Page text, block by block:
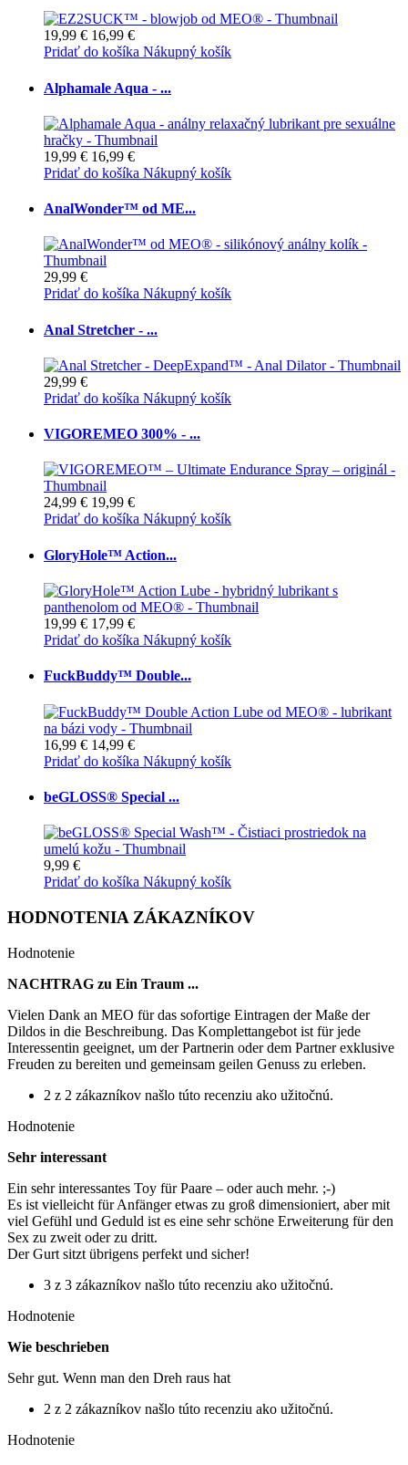
19,99 € 16,99 €
Pridať do košíka Nákupný košík
Alphamale Aqua - ...
19,99 € 16,99 €
Pridať do košíka Nákupný košík
AnalWonder™ od ME...
29,99 €
Pridať do košíka Nákupný košík
Anal Stretcher - ...
29,99 €
Pridať do košíka Nákupný košík
VIGOREMEO 300% - ...
24,99 € 19,99 €
Pridať do košíka Nákupný košík
GloryHole™ Action...
19,99 € 17,99 €
Pridať do košíka Nákupný košík
FuckBuddy™ Double...
16,99 € 14,99 €
Pridať do košíka Nákupný košík
beGLOSS® Special ...
9,99 €
Pridať do košíka Nákupný košík
HODNOTENIA ZÁKAZNÍKOV
Hodnotenie
NACHTRAG zu Ein Traum ...
Vielen Dank an MEO für das sofortige Eintragen der Maße der
Dildos in die Beschreibung. Das Komplettangebot ist für jede
Interessentin geeignet, um der Partnerin oder dem Partner exklusive
Freuden zu bereiten und gemeinsam geilen Genuss zu erleben.
2 z 2 zákazníkov našlo túto recenziu ako užitočnú.
Hodnotenie
Sehr interessant
Ein sehr interessantes Toy für Paare – oder auch mehr. ;-)
Es ist vielleicht für Anfänger etwas zu groß dimensioniert, aber mit
viel Gefühl und Geduld ist es eine sehr schöne Erweiterung für den
Sex zu zweit oder zu dritt.
Der Gurt sitzt übrigens perfekt und sicher!
3 z 3 zákazníkov našlo túto recenziu ako užitočnú.
Hodnotenie
Wie beschrieben
Sehr gut. Wenn man den Dreh raus hat
2 z 2 zákazníkov našlo túto recenziu ako užitočnú.
Hodnotenie